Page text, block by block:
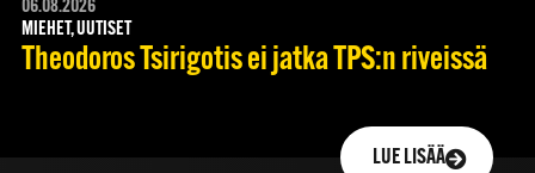
06.08.2026
MIEHET, UUTISET
Theodoros Tsirigotis ei jatka TPS:n riveissä
LUE LISÄÄ